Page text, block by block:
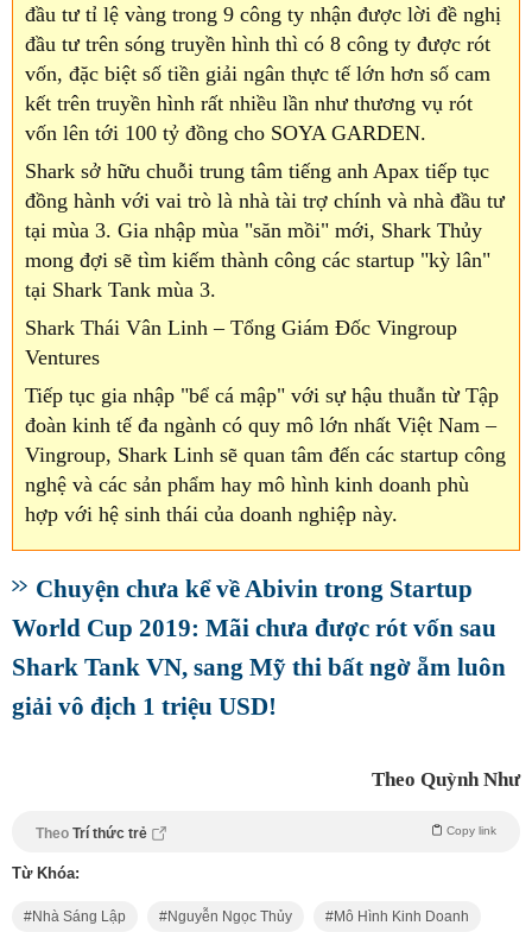
đầu tư tỉ lệ vàng trong 9 công ty nhận được lời đề nghị
đầu tư trên sóng truyền hình thì có 8 công ty được rót
vốn, đặc biệt số tiền giải ngân thực tế lớn hơn số cam
kết trên truyền hình rất nhiều lần như thương vụ rót
vốn lên tới 100 tỷ đồng cho SOYA GARDEN.
Shark sở hữu chuỗi trung tâm tiếng anh Apax tiếp tục
đồng hành với vai trò là nhà tài trợ chính và nhà đầu tư
tại mùa 3. Gia nhập mùa "săn mồi" mới, Shark Thủy
mong đợi sẽ tìm kiếm thành công các startup "kỳ lân"
tại Shark Tank mùa 3.
Shark Thái Vân Linh – Tổng Giám Đốc Vingroup
Ventures
Tiếp tục gia nhập "bể cá mập" với sự hậu thuẫn từ Tập
đoàn kinh tế đa ngành có quy mô lớn nhất Việt Nam –
Vingroup, Shark Linh sẽ quan tâm đến các startup công
nghệ và các sản phẩm hay mô hình kinh doanh phù
hợp với hệ sinh thái của doanh nghiệp này.
Chuyện chưa kể về Abivin trong Startup
World Cup 2019: Mãi chưa được rót vốn sau
Shark Tank VN, sang Mỹ thi bất ngờ ẵm luôn
giải vô địch 1 triệu USD!
Theo Quỳnh Như
Theo Trí thức trẻ Copy link
Từ Khóa:
Nhà Sáng Lập Nguyễn Ngọc Thủy Mô Hình Kinh Doanh